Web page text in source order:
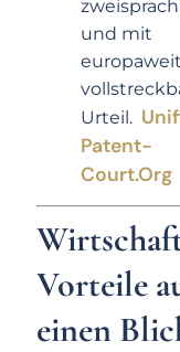
und mit
europaweit
Urteil.
Patent-
Court.org
Vorteile
einen